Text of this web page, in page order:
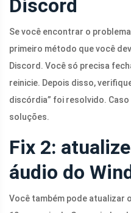
Discord
Se você encontrar o
primeiro método que você
Discord. Você só precisa
reinicie. Depois disso,
discórdia” foi resolvido.
soluções.
Fix 2:
áudio do
Você também pode atualizar